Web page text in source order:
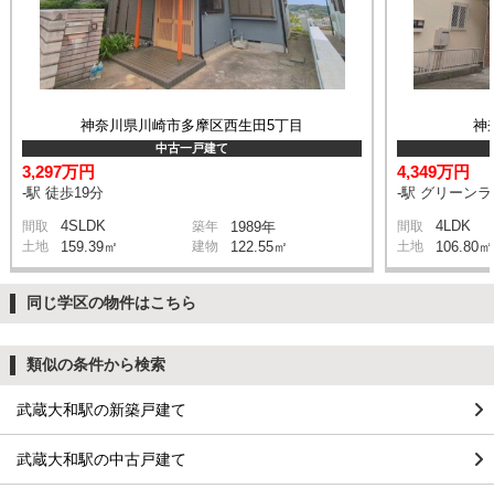
神奈川県川崎市多摩区西生田5丁目
中古一戸建て
3,297万円
-駅 徒歩19分
間取 4SLDK 築年 1989年
土地 159.39㎡ 建物 122.55㎡
神
4,349万円
-駅 グリーン
間取 4LDK
土地 106.80㎡
同じ学区の物件はこちら
類似の条件から検索
武蔵大和駅の新築戸建て
武蔵大和駅の中古戸建て